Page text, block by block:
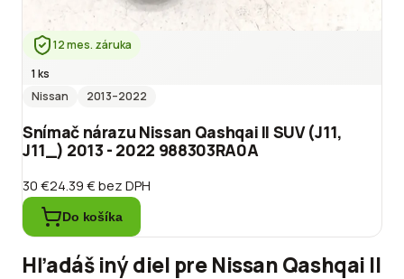
12 mes. záruka
1 ks
Nissan
2013–2022
Snímač nárazu Nissan Qashqai II SUV (J11,
J11_) 2013 - 2022 988303RA0A
30 €24.39 €bez DPH
Do košíka
Hľadáš iný diel pre NissanQashqai II